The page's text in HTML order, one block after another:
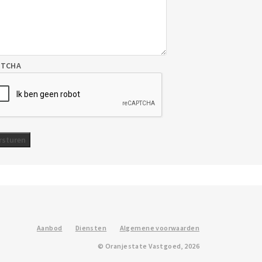
Aanbod Diensten Algemene voorwaarden
© Oranjestate Vastgoed, 2026